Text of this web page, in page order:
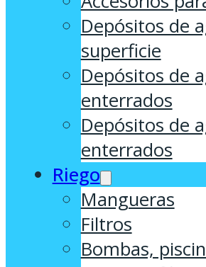
Depósitos de
superficie
Depósitos de
enterrados
Depósitos de
enterrados
Riego
Mangueras
Filtros
Bombas,